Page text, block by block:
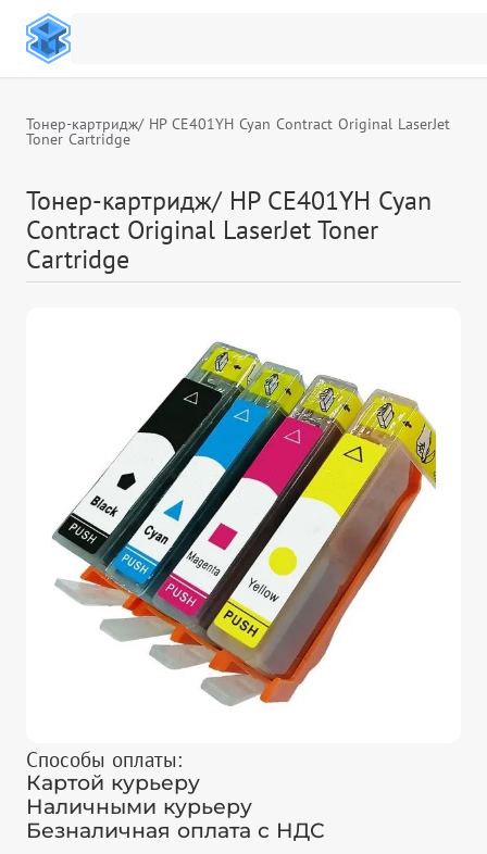
Тонер-картридж/ HP CE401YH Cyan Contract Original LaserJet
Toner Cartridge
Тонер-картридж/ HP CE401YH Cyan
Contract Original LaserJet Toner
Cartridge
Способы оплаты:
Картой курьеру
Наличными курьеру
Безналичная оплата с НДС